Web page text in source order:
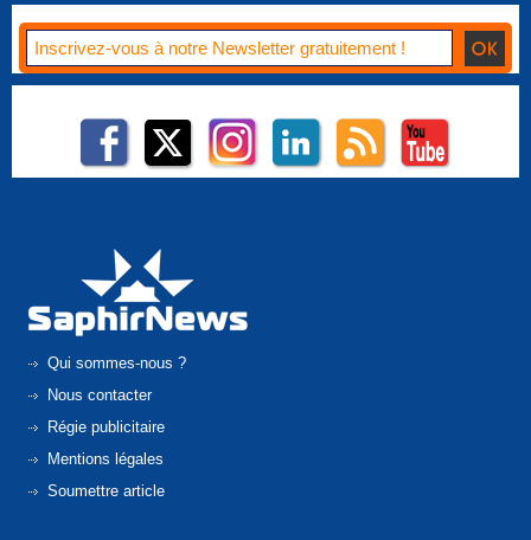
Qui sommes-nous ?
Nous contacter
Régie publicitaire
Mentions légales
Soumettre article